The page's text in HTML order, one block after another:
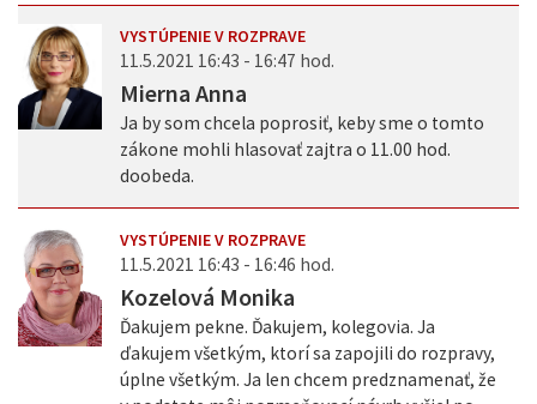
VYSTÚPENIE V ROZPRAVE
11.5.2021 16:43 - 16:47 hod.
Mierna Anna
Ja by som chcela poprosiť, keby sme o tomto
zákone mohli hlasovať zajtra o 11.00 hod.
doobeda.
VYSTÚPENIE V ROZPRAVE
11.5.2021 16:43 - 16:46 hod.
Kozelová Monika
Ďakujem pekne. Ďakujem, kolegovia. Ja
ďakujem všetkým, ktorí sa zapojili do rozpravy,
úplne všetkým. Ja len chcem predznamenať, že